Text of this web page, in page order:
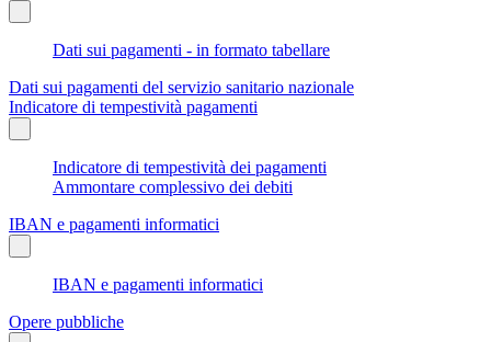
Dati sui pagamenti - in formato tabellare
Dati sui pagamenti del servizio sanitario nazionale
Indicatore di tempestività pagamenti
Indicatore di tempestività dei pagamenti
Ammontare complessivo dei debiti
IBAN e pagamenti informatici
IBAN e pagamenti informatici
Opere pubbliche